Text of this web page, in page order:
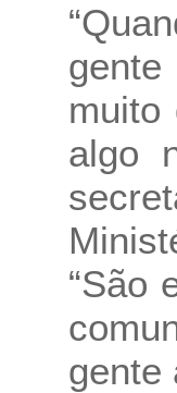
muito
algo
“São
gente